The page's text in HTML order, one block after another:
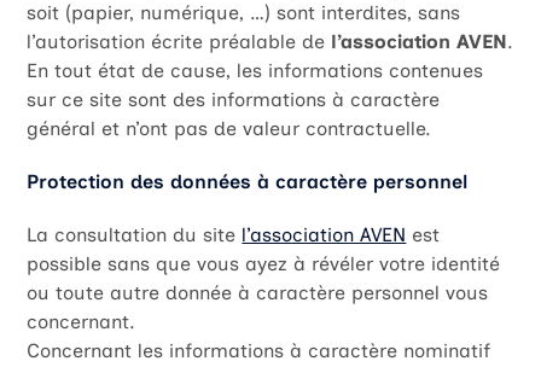
soit (papier, numérique, …) sont interdites, sans
l’autorisation écrite préalable de l’association AVEN.
En tout état de cause, les informations contenues
sur ce site sont des informations à caractère
général et n’ont pas de valeur contractuelle.
Protection des données à caractère personnel
La consultation du site l’association AVEN est
possible sans que vous ayez à révéler votre identité
ou toute autre donnée à caractère personnel vous
concernant.
Concernant les informations à caractère nominatif